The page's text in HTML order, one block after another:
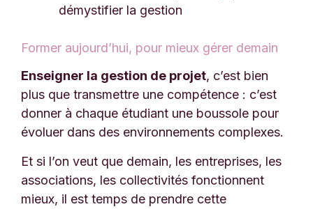
démystifier la gestion
Former aujourd’hui, pour mieux gérer demain
Enseigner la gestion de projet, c’est bien
plus que transmettre une compétence : c’est
donner à chaque étudiant une boussole pour
évoluer dans des environnements complexes.
Et si l’on veut que demain, les entreprises, les
associations, les collectivités fonctionnent
mieux, il est temps de prendre cette